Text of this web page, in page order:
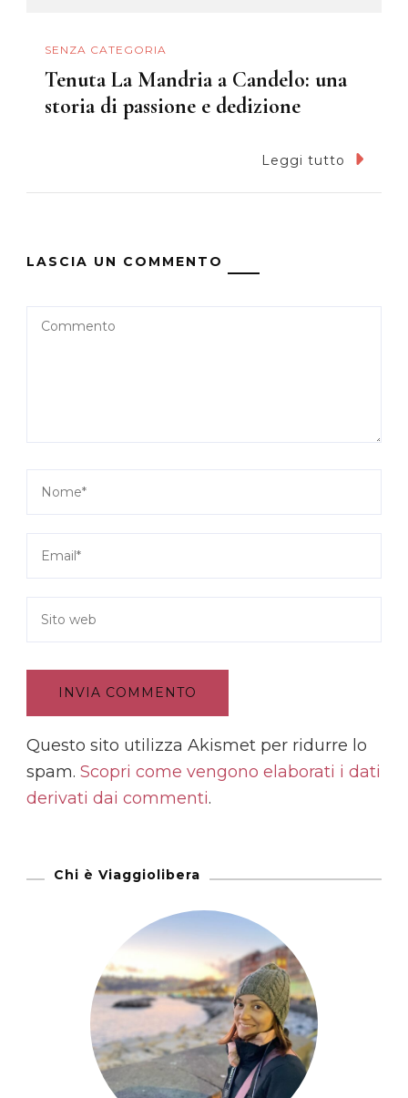
SENZA CATEGORIA
Tenuta La Mandria a Candelo: una
storia di passione e dedizione
Leggi tutto
LASCIA UN COMMENTO
Questo sito utilizza Akismet per ridurre lo
spam. Scopri come vengono elaborati i dati
derivati dai commenti.
Chi è Viaggiolibera